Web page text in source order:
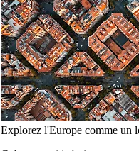
Explorez l'Europe comme un